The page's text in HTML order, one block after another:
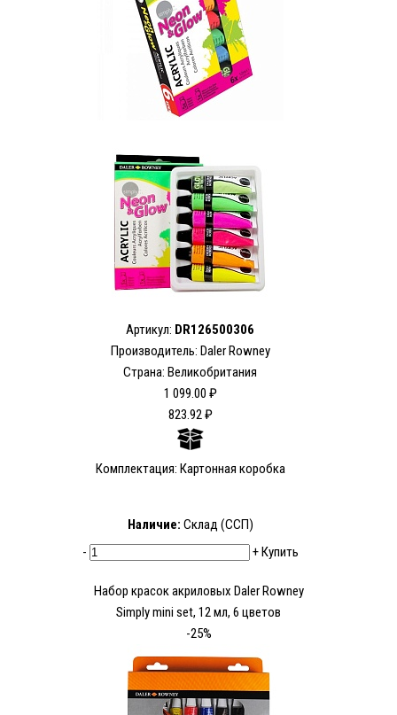
Артикул: DR126500306
Производитель: Daler Rowney
Страна: Великобритания
1 099.00 ₽
823.92 ₽
Комплектация: Картонная коробка
Наличие: Склад (ССП)
-
+Купить
Набор красок акриловых Daler Rowney
Simply mini set, 12 мл, 6 цветов
-25%